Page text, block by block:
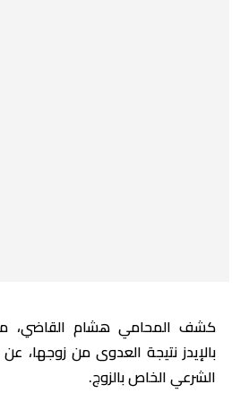
كشف المحامي هشام القاضي،
بالإيدز نتيجة العدوى من زوجها،
الشرعي الخاص بالزوج.